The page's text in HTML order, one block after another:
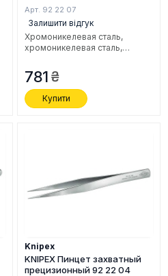
Арт. 92 22 07
Залишити відгук
Хромоникелевая сталь,
xромоникелевая сталь,
кислотостойкая, 115 мм.
781
Купити
Knipex
KNIPEX Пинцет захватный
прецизионный 92 22 04